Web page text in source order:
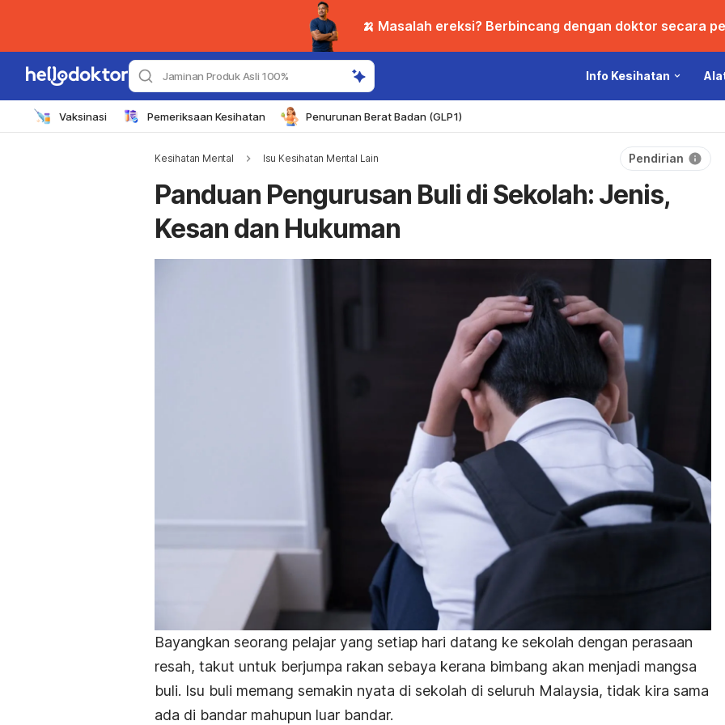
🍌 Masalah ereksi? Berbincang dengan doktor secara
Jaminan Produk Asli 100% Info Kesihatan
Vaksinasi Pemeriksaan Kesihatan Penurunan Berat Badan (GLP1)
Kesihatan Mental Isu Kesihatan Mental Lain Pendirian
Panduan Pengurusan Buli di Sekolah: Jenis,
Kesan dan Hukuman
Bayangkan seorang pelajar yang setiap hari datang ke sekolah dengan perasaan
resah, takut untuk berjumpa rakan sebaya kerana bimbang akan menjadi mangsa
buli. Isu buli memang semakin nyata di sekolah di seluruh Malaysia, tidak kira sama
ada di bandar mahupun luar bandar.